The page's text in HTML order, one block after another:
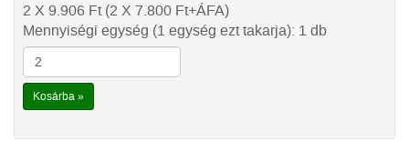
2 X 9.906 Ft(2 X 7.800 Ft+ÁFA)
Mennyiségi egység (1 egység ezt takarja): 1 db
Kosárba »